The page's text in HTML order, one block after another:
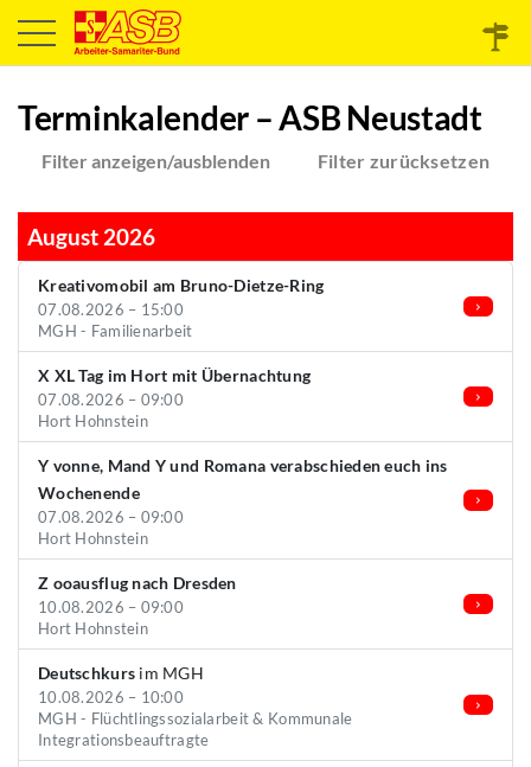
Terminkalender – ASB Neustadt
Filter anzeigen/ausblenden Filter zurücksetzen
August 2026
Kreativomobil am Bruno-Dietze-Ring
07.08.2026 – 15:00
MGH - Familienarbeit
X XL Tag im Hort mit Übernachtung
07.08.2026 – 09:00
Hort Hohnstein
Y vonne, Mand Y und Romana verabschieden euch ins
Wochenende
07.08.2026 – 09:00
Hort Hohnstein
Z ooausflug nach Dresden
10.08.2026 – 09:00
Hort Hohnstein
Deutschkurs im MGH
10.08.2026 – 10:00
MGH - Flüchtlingssozialarbeit & Kommunale
Integrationsbeauftragte